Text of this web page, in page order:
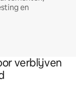
en
verblijven